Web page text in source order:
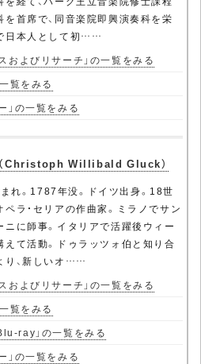
を首席で、同音楽院即興演奏科を栄
日本人として初……
およびリサーチ」の一覧をみる
一覧をみる
」の一覧をみる
Christoph Willibald Gluck）
れ。1787年没。ドイツ出身。18世
ペラ・セリアの作曲家。ミラノでサン
ニに師事。イタリアで活躍後ウィー
えて活動。ドゥラッツォ伯と知り合
り、新しいオ……
およびリサーチ」の一覧をみる
一覧をみる
ray」の一覧をみる
」の一覧をみる